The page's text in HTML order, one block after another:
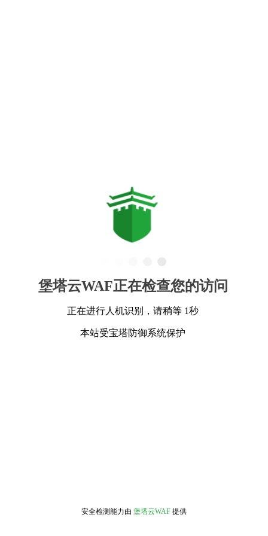
堡塔云WAF正在检查您的访问
正在进行人机识别，请稍等 1秒
本站受宝塔防御系统保护
安全检测能力由 堡塔云WAF 提供